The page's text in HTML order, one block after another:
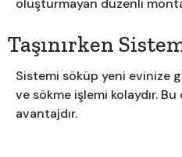
oluşturmayan düzenli
Taşınırken
Sistemi söküp yeni evinize
ve sökme işlemi kolaydır.
avantajdır.